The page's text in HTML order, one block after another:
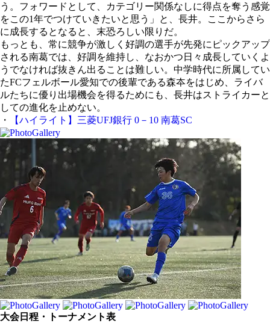
う。フォワードとして、カテゴリー関係なしに得点を奪う感覚
をこの1年でつけていきたいと思う」と、長井。ここからさら
に成長するとなると、末恐ろしい限りだ。
もっとも、常に競争が激しく好調の選手が先発にピックアップ
される南葛では、好調を維持し、なおかつ日々成長していくよ
うでなければ抜きん出ることは難しい。中学時代に所属してい
たFCフェルボール愛知での後輩である森夲をはじめ、ライバ
ルたちに優り出場機会を得るためにも、長井はストライカーと
しての進化を止めない。
・
【ハイライト】三菱UFJ銀行 0－10 南葛SC
大会日程・トーナメント表